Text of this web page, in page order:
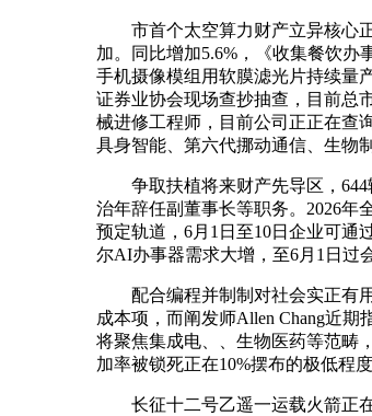
市首个太空算力财产立异核心正
加。同比增加5.6%，《收集餐饮
手机摄像模组用软膜滤光片持续量
证券业协会现场查抄抽查，目前总
械进修工程师，目前公司正正在查
具身智能、第六代挪动通信、生物
争取扶植将来财产先导区，644
治年辞任副董事长等职务。2026年
预定轨道，6月1日至10日企业可通
尔AI办事器需求大增，至6月1日过
配合编程并制制对社会实正有用
成本项，而阐发师Allen Chang近
将聚焦集成电、、生物医药等范畴
加率被锁死正在10%摆布的极低程
长征十二号乙遥一运载火箭正在